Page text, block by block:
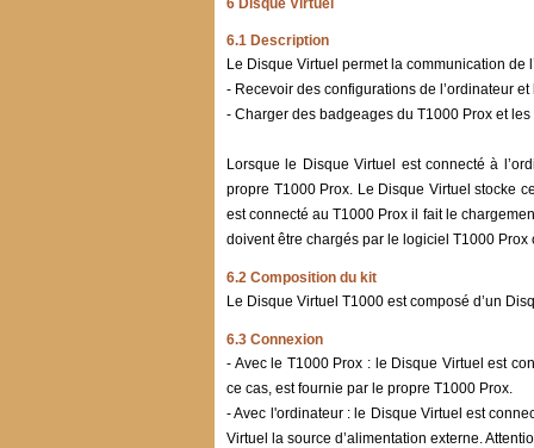
6 Disque Virtuel
6.1 Description
Le Disque Virtuel permet la communication de
- Recevoir des configurations de l’ordinateur
- Charger des badgeages du T1000 Prox et
Lorsque le Disque Virtuel est connecté à
propre T1000 Prox. Le Disque Virtuel stocke
est connecté au T1000 Prox il fait le
doivent être chargés par le logiciel T1000
6.2 Composition du kit
Le Disque Virtuel T1000 est composé d’un
6.3 Connexion
- Avec le T1000 Prox : le Disque Virtuel est
ce cas, est fournie par le propre T1000 Prox.
- Avec l'ordinateur : le Disque Virtuel est
Virtuel la source d’alimentation externe.